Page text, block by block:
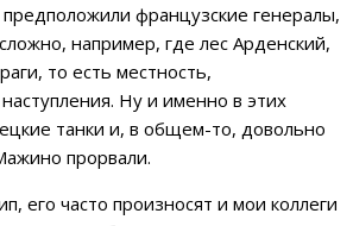
предположили французские генералы,
например, где лес Арденский,
то есть местность,
Ну и именно в этих
танки и, в общем-то, довольно
прорвали.
его часто произносят и мои коллеги